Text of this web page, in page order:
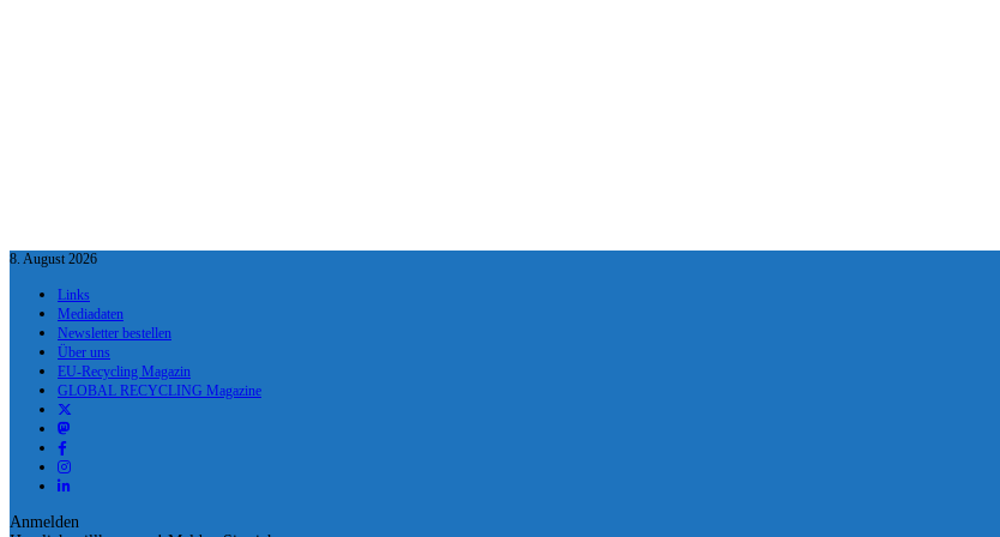
8. August 2026
Links
Mediadaten
Newsletter bestellen
Über uns
EU-Recycling Magazin
GLOBAL RECYCLING Magazine
Anmelden